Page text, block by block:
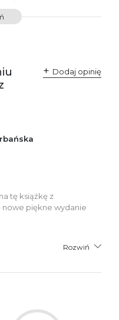
Poznań
PDF
Dodaj opinię
tę książkę z
nowe piękne wydanie
Rozwiń